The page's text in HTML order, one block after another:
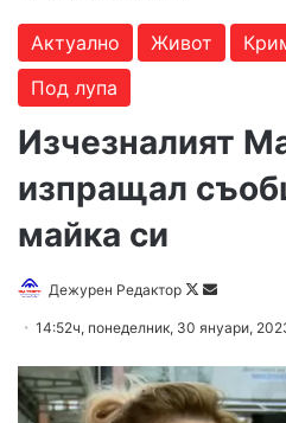
Актуално Живот
Под лупа
Изчезналият
изпращал
майка си
Дежурен Редактор
Follow
Send
14:52ч, понеделник, 30 януари,